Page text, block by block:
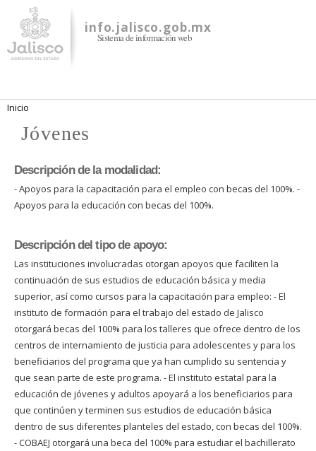
contenido
principal
info.jalisco.gob.mx
Sistema de información web
Se encuentra usted aquí
Inicio
Jóvenes
Descripción de la modalidad:
- Apoyos para la capacitación para el empleo con becas del 100%. -
Apoyos para la educación con becas del 100%.
Descripción del tipo de apoyo:
Las instituciones involucradas otorgan apoyos que faciliten la
continuación de sus estudios de educación básica y media
superior, así como cursos para la capacitación para empleo: - El
instituto de formación para el trabajo del estado de Jalisco
otorgará becas del 100% para los talleres que ofrece dentro de los
centros de internamiento de justicia para adolescentes y para los
beneficiarios del programa que ya han cumplido su sentencia y
que sean parte de este programa. - El instituto estatal para la
educación de jóvenes y adultos apoyará a los beneficiarios para
que continúen y terminen sus estudios de educación básica
dentro de sus diferentes planteles del estado, con becas del 100%.
- COBAEJ otorgará una beca del 100% para estudiar el bachillerato